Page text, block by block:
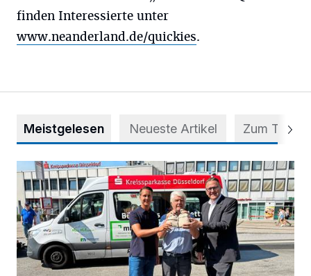
finden Interessierte unter
www.neanderland.de/quickies.
Meistgelesen Neueste Artikel Zum Thema
Starthilfe für den BürgerBus